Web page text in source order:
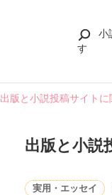
小
す
出版と小説投稿サイトに
出版と小説
実用・エッセイ